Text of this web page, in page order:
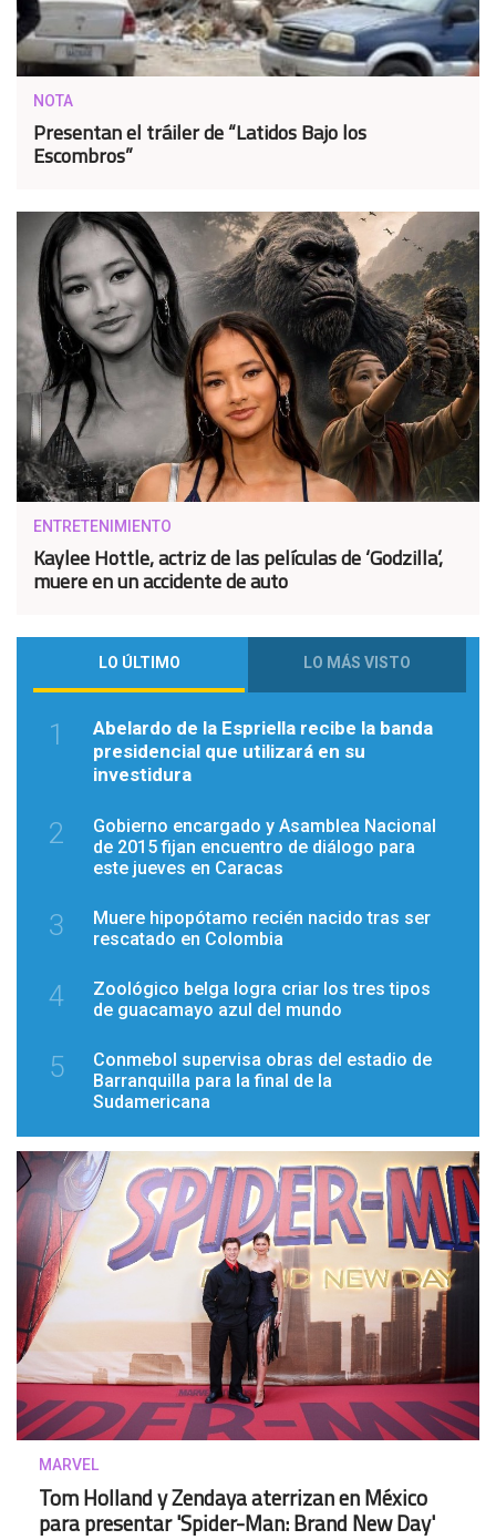
NOTA
Presentan el tráiler de “Latidos Bajo los
Escombros”
ENTRETENIMIENTO
Kaylee Hottle, actriz de las películas de ‘Godzilla’,
muere en un accidente de auto
LO ÚLTIMO LO MÁS VISTO
1
Abelardo de la Espriella recibe la banda
presidencial que utilizará en su
investidura
2
Gobierno encargado y Asamblea Nacional
de 2015 fijan encuentro de diálogo para
este jueves en Caracas
3
Muere hipopótamo recién nacido tras ser
rescatado en Colombia
4
Zoológico belga logra criar los tres tipos
de guacamayo azul del mundo
5
Conmebol supervisa obras del estadio de
Barranquilla para la final de la
Sudamericana
MARVEL
Tom Holland y Zendaya aterrizan en México
para presentar 'Spider-Man: Brand New Day'